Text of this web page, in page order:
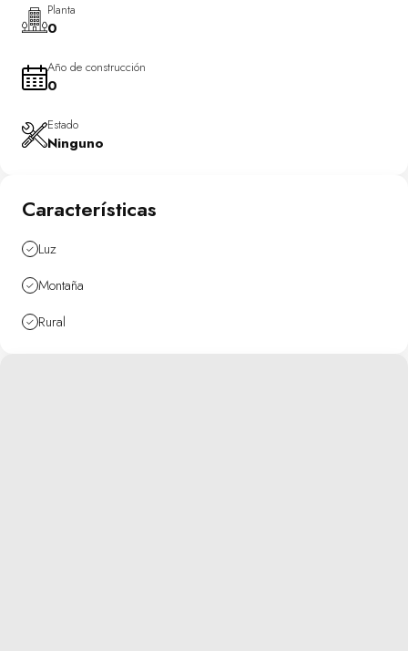
Planta
0
Año de construcción
0
Estado
Ninguno
Características
Luz
Montaña
Rural